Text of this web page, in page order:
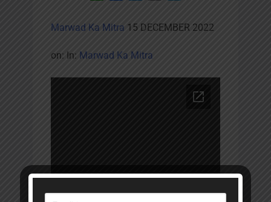
Marwad Ka Mitra 15 DECEMBER 2022
on: In: Marwad Ka Mitra